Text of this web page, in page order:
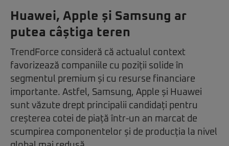
Huawei, Apple și Samsung ar
putea câștiga teren
TrendForce consideră că actualul context
favorizează companiile cu poziții solide în
segmentul premium și cu resurse financiare
importante. Astfel, Samsung, Apple și Huawei
sunt văzute drept principalii candidați pentru
creșterea cotei de piață într-un an marcat de
scumpirea componentelor și de producția la nivel